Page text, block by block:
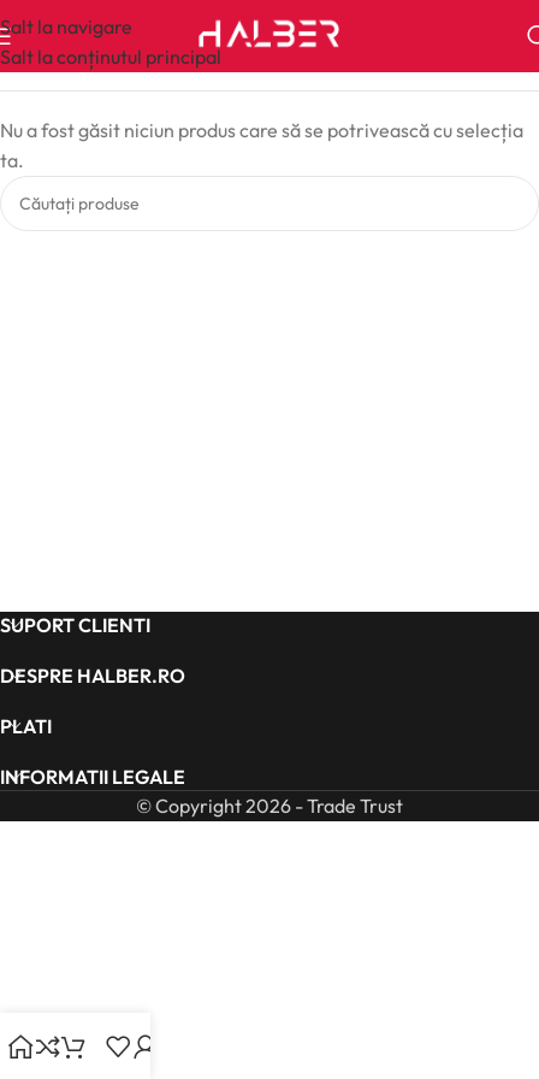
Salt la navigare
Salt la conținutul principal
Nu a fost găsit niciun produs care să se potrivească cu selecția
ta.
SUPORT CLIENTI
DESPRE HALBER.RO
PLATI
INFORMATII LEGALE
© Copyright 2026 - Trade Trust